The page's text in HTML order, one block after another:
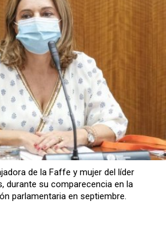
de la Faffe y mujer del líder
durante su comparecencia en la
parlamentaria en septiembre.